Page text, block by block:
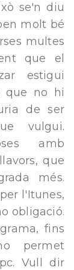
se'n diu
molt bé
multes
que el
estigui
que no hi
de ser
vulgui.
amb
que
més.
l'Itunes,
obligació.
fins
permet
Vull dir